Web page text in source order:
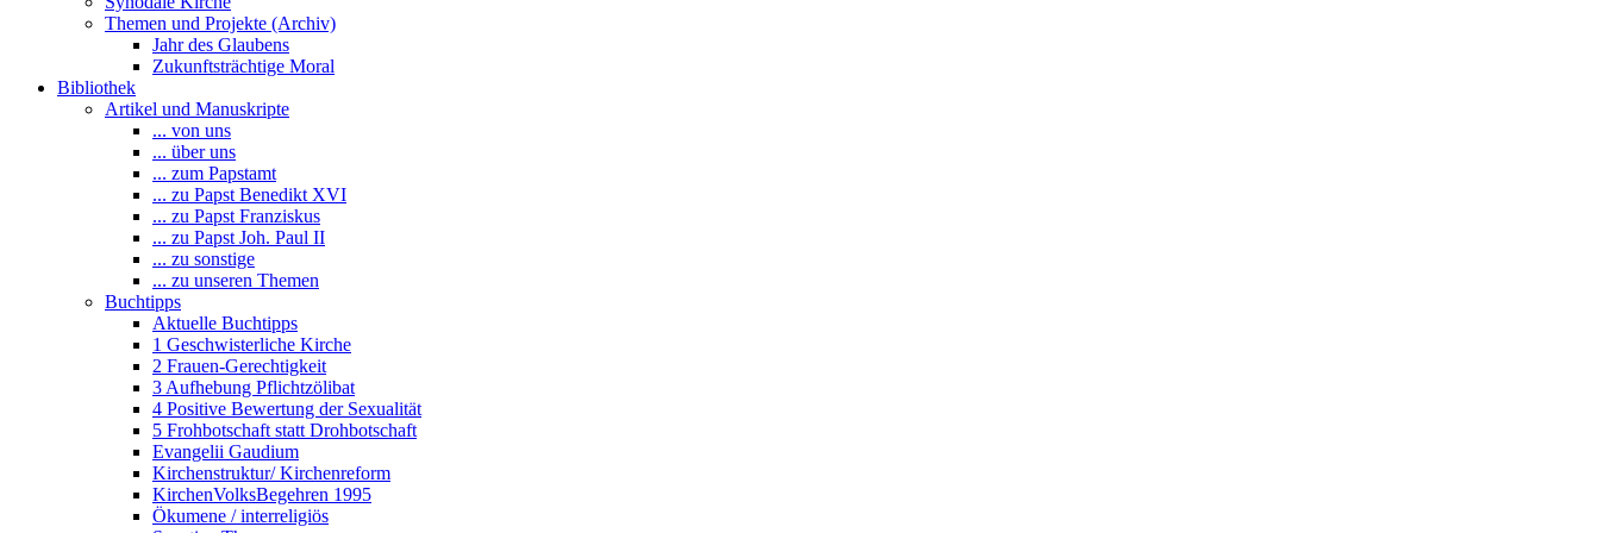
Themen und Projekte (Archiv)
Jahr des Glaubens
Zukunftsträchtige Moral
Bibliothek
Artikel und Manuskripte
... von uns
... über uns
... zum Papstamt
... zu Papst Benedikt XVI
... zu Papst Franziskus
... zu Papst Joh. Paul II
... zu sonstige
... zu unseren Themen
Buchtipps
Aktuelle Buchtipps
1 Geschwisterliche Kirche
2 Frauen-Gerechtigkeit
3 Aufhebung Pflichtzölibat
4 Positive Bewertung der Sexualität
5 Frohbotschaft statt Drohbotschaft
Evangelii Gaudium
Kirchenstruktur/ Kirchenreform
KirchenVolksBegehren 1995
Ökumene / interreligiös